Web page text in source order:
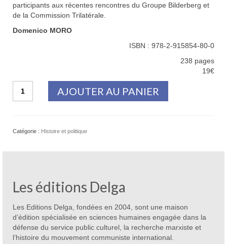
participants aux récentes rencontres du Groupe Bilderberg et
de la Commission Trilatérale.
Domenico MORO
ISBN : 978-2-915854-80-0
238 pages
19€
mondial
AJOUTER AU PANIER
Catégorie : Histoire et politique
Les éditions Delga
Les Editions Delga, fondées en 2004, sont une maison
d’édition spécialisée en sciences humaines engagée dans la
défense du service public culturel, la recherche marxiste et
l’histoire du mouvement communiste international.